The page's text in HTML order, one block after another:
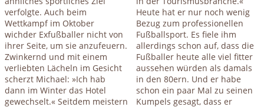
verfolgte. Auch beim
Wettkampf im Oktober
wichder Exfußballer nicht von
ihrer Seite, um sie anzufeuern.
Zwinkernd und mit einem
verliebten Lächeln im Gesicht
scherzt Michael: »Ich hab
dann im Winter das Hotel
gewechselt.« Seitdem meistern
Heute hat er nur noch wenig
Bezug zum professionellen
Fußballsport. Es fiele ihm
allerdings schon auf, dass die
Fußballer heute alle viel fitter
aussehen würden als damals
in den 80ern. Und er habe
schon ein paar Mal zu seinen
Kumpels gesagt, dass er